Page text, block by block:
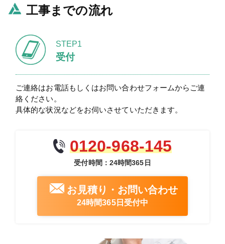
工事までの流れ
受付
STEP1
ご連絡はお電話もしくはお問い合わせフォームからご連
絡ください。
具体的な状況などをお伺いさせていただきます。
0120-968-145
受付時間：24時間365日
お見積り・お問い合わせ
24時間365日受付中